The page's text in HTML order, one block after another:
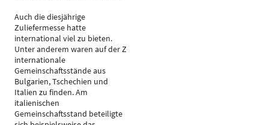
Auch die diesjährige
Zuliefermesse hatte
international viel zu bieten.
Unter anderem waren auf der Z
internationale
Gemeinschaftsstände aus
Bulgarien, Tschechien und
Italien zu finden. Am
italienischen
Gemeinschaftsstand beteiligte